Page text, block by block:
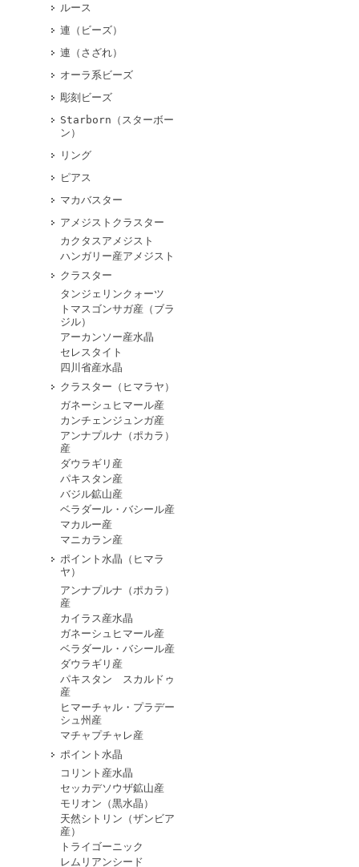
ルース
連（ビーズ）
連（さざれ）
オーラ系ビーズ
彫刻ビーズ
Starborn（スターボー
ン）
リング
ピアス
マカバスター
アメジストクラスター
カクタスアメジスト
ハンガリー産アメジスト
クラスター
タンジェリンクォーツ
トマスゴンサガ産（ブラ
ジル）
アーカンソー産水晶
セレスタイト
四川省産水晶
クラスター（ヒマラヤ）
ガネーシュヒマール産
カンチェンジュンガ産
アンナプルナ（ポカラ）
産
ダウラギリ産
パキスタン産
バジル鉱山産
ベラダール・バシール産
マカルー産
マニカラン産
ポイント水晶（ヒマラ
ヤ）
アンナプルナ（ポカラ）
産
カイラス産水晶
ガネーシュヒマール産
ベラダール・バシール産
ダウラギリ産
パキスタン スカルドゥ
産
ヒマーチャル・プラデー
シュ州産
マチャプチャレ産
ポイント水晶
コリント産水晶
セッカデソウザ鉱山産
モリオン（黒水晶）
天然シトリン（ザンビア
産）
トライゴーニック
レムリアンシード